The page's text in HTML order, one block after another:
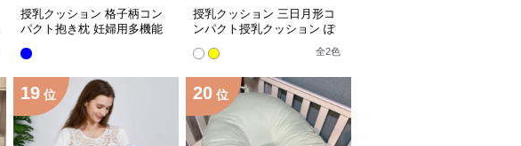
授乳クッション 格子柄コン
パクト抱き枕 妊婦用多機能
授乳クッション 三日月形コ
ンパクト授乳クッション ぽ
全2色
19 位 20 位